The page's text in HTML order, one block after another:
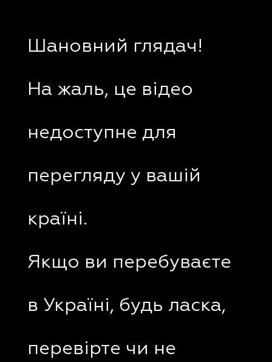
Шановний глядач!
На жаль, це відео
недоступне для
перегляду у вашій
країні.
Якщо ви перебуваєте
в Україні, будь ласка,
перевірте чи не